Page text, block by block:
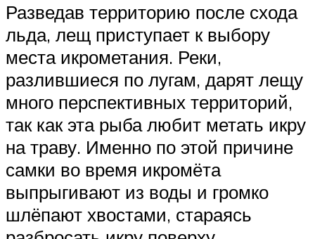
Разведав территорию после схода
льда, лещ приступает к выбору
места икрометания. Реки,
разлившиеся по лугам, дарят лещу
много перспективных территорий,
так как эта рыба любит метать икру
на траву. Именно по этой причине
самки во время икромёта
выпрыгивают из воды и громко
шлёпают хвостами, стараясь